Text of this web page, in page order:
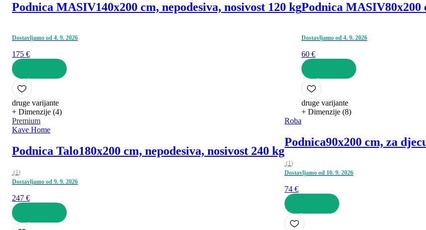
Podnica MASIV140x200 cm, nepodesiva, nosivost 120 kg
Dostavljamo od 4. 9. 2026
175 €
U KOŠARICU
druge varijante
+ Dimenzije (4)
Podnica MASIV80x200
Dostavljamo od 4. 9. 2026
60 €
U KOŠARICU
druge varijante
+ Dimenzije (8)
Premium
Kave Home
Podnica Talo180x200 cm, nepodesiva, nosivost 240 kg
(1)
Dostavljamo od 9. 9. 2026
247 €
U KOŠARICU
Roba
Podnica90x200 cm, za
(1)
Dostavljamo od 10. 9. 2026
74 €
U KOŠARICU